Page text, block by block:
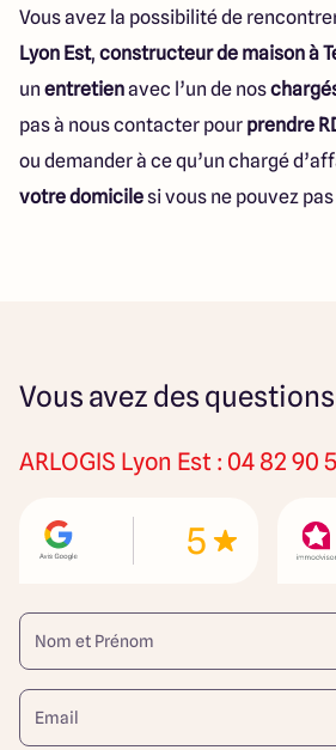
Vous avez la possibilité de
Lyon Est, constructeur de maison à
un entretienavec l’un de nos
pas à nous contacter pour prendre
ou demander à ce qu’un chargé
votre domicilesi vous ne pouvez
NOUS RENDRE
151 Route de Grenoble
Saint-Priest
Itinéraire
Vous avez des
ARLOGIS Lyon Est : 04 82 90
5